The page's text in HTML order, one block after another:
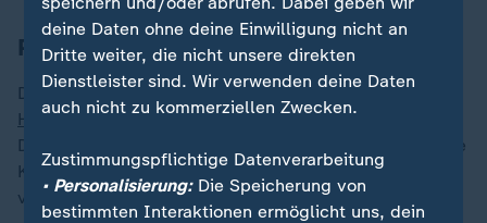
Präzedenzfall aus Hessen
Der Präzedenzfall für das Grundsatzurteil kommt aus
Hessen- und spielt bei einem ambulanten
Dialyseanbieter mit mehr als 5.000 Arbeitnehmern. Die
Klägerin arbeitet als Pflegekraft in Teilzeit im Umfang
von 40 Prozent eines Vollzeitbeschäftigten.
deine Daten ohne deine Einwilligung nicht an
Dritte weiter, die nicht unsere direkten
Dienstleister sind. Wir verwenden deine Daten
auch nicht zu kommerziellen Zwecken.
Zustimmungspflichtige Datenverarbeitung
• Personalisierung:Die Speicherung von
bestimmten Interaktionen ermöglicht uns, dein